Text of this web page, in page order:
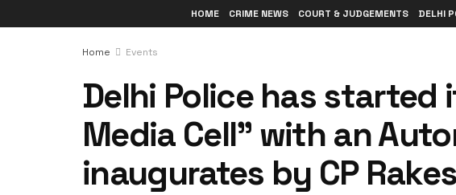
HOME CRIME NEWS COURT & JUDGEMENTS DELHI
Home Events
Delhi Police has started
Media Cell” with an
inaugurates by CP